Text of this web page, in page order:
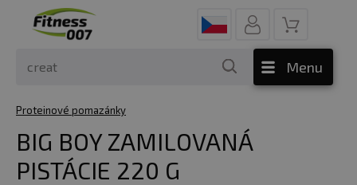
Menu
Proteinové pomazánky
BIG BOY ZAMILOVANÁ
PISTÁCIE 220 G